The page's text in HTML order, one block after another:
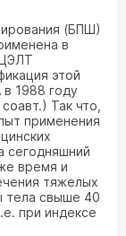
(БПШ)
в
этой
1988 году
Так что,
применения
сегодняшний
время и
тяжелых
тела свыше 40
при индексе